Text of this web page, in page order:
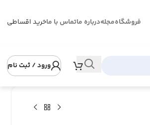
فروشگاهمجلهدرباره ماتماس با ماخرید اقساطی
ورود / ثبت نام